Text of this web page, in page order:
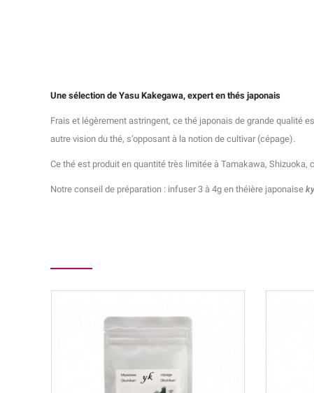
Une sélection de Yasu Kakegawa, expert en thés japonais
Frais et légèrement astringent, ce thé japonais de grande qualité
autre vision du thé, s’opposant à la notion de cultivar (cépage).
Ce thé est produit en quantité très limitée à Tamakawa,
Notre conseil de préparation : infuser 3 à 4g en théière japonaise